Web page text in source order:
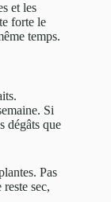
et les
forte le
temps.
Si
dégâts que
Pas
sec,